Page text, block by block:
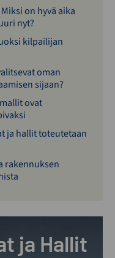
on hyvä aika
nyt?
kilpailijan
oman
sijaan?
ovat
ja hallit toteutetaan
rakennuksen
ja Hallit